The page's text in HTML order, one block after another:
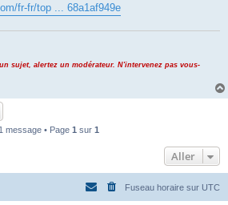
fr-fr/top ... 68a1af949e
sujet, alertez un modérateur. N'intervenez pas vous-
1 message • Page 1 sur 1
Aller
Fuseau horaire sur UTC